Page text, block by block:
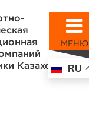
МЕНЮ
RU
Казахстан